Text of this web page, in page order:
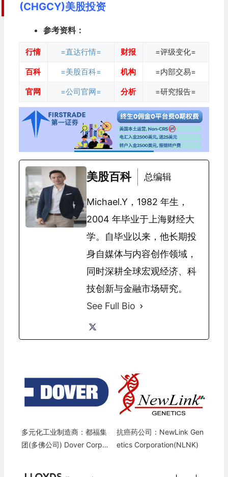
(CHGCY)美股投资
参考资料：
行情 =直达行情= 财报 =评级变化=
百科 =美股百科= 机构 =内部交易=
官网 =公司官网= 分析 =研究报告=
美股百科 总编辑
Michael.Y，1982 年生，
2004 年毕业于上海财经大
学。自毕业以来，他长期投
身自媒体与内容创作领域，
同时深耕全球宏观经济、科
技创新与金融市场研究。
See Full Bio
多元化工业制造商：都福集
团(多佛公司) Dover Corpor
抗癌药公司：NewLink Gen
etics Corporation(NLNK)